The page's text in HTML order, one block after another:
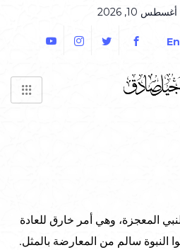
10, 2026
المعجزة، وهي أمر خارق للعادة
سالم من المعارضة بالمثل.